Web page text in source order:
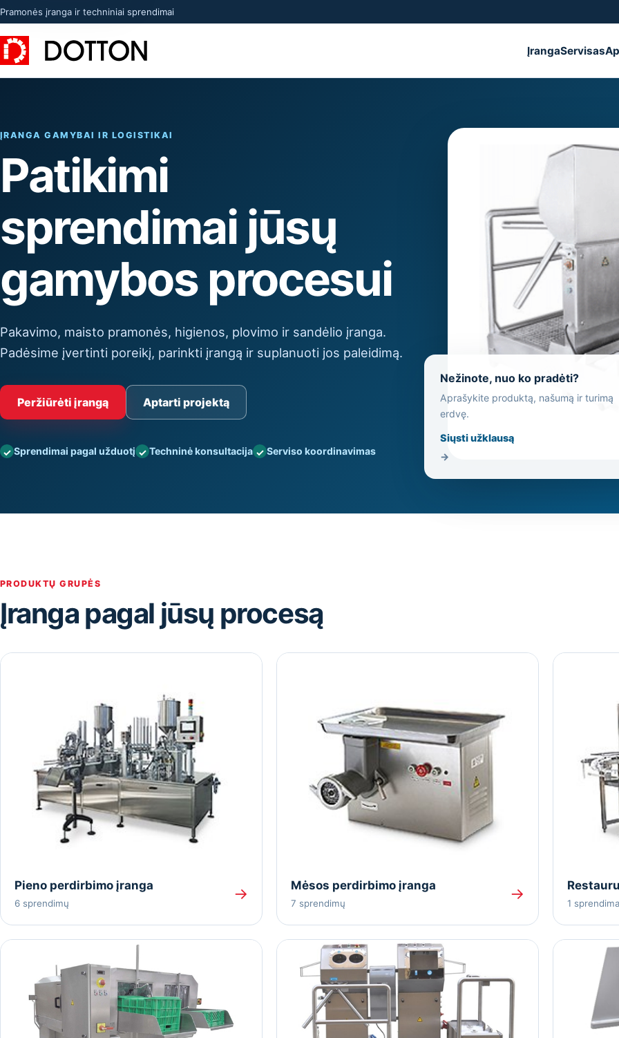
Pramonės įranga ir techniniai sprendimai
ĮrangaServisas
ĮRANGA GAMYBAI IR LOGISTIKAI
Patikimi
sprendimai jūsų
gamybos procesui
Pakavimo, maisto pramonės, higienos, plovimo ir sandėlio įranga.
Padėsime įvertinti poreikį, parinkti įrangą ir suplanuoti jos paleidimą.
Peržiūrėti įrangą Aptarti projektą
Sprendimai pagal užduotį Techninė konsultacija Serviso koordinavimas
Nežinote, nuo ko pradėti?
Aprašykite produktą, našumą ir turimą
erdvę.
Siųsti užklausą
→
PRODUKTŲ GRUPĖS
Įranga pagal jūsų procesą
Pieno perdirbimo įranga
6 sprendimų
→ Mėsos perdirbimo įranga
7 sprendimų
→
1